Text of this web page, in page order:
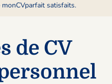
satisfaits.
de CV